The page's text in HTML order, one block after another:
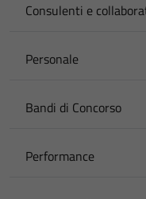
Consulenti e
Personale
Bandi di Concorso
Performance